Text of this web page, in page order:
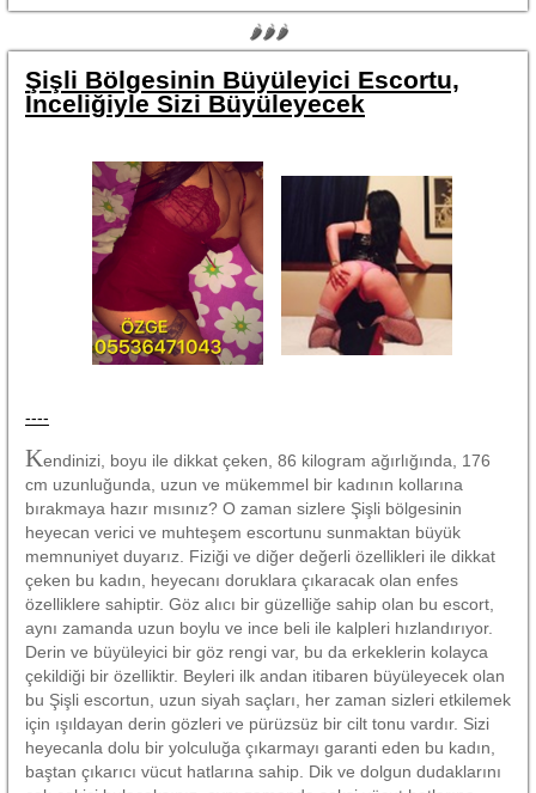
🌶🌶🌶
Şişli Bölgesinin Büyüleyici Escortu,
İnceliğiyle Sizi Büyüleyecek
----
Kendinizi, boyu ile dikkat çeken, 86 kilogram ağırlığında, 176
cm uzunluğunda, uzun ve mükemmel bir kadının kollarına
bırakmaya hazır mısınız? O zaman sizlere Şişli bölgesinin
heyecan verici ve muhteşem escortunu sunmaktan büyük
memnuniyet duyarız. Fiziği ve diğer değerli özellikleri ile dikkat
çeken bu kadın, heyecanı doruklara çıkaracak olan enfes
özelliklere sahiptir. Göz alıcı bir güzelliğe sahip olan bu escort,
aynı zamanda uzun boylu ve ince beli ile kalpleri hızlandırıyor.
Derin ve büyüleyici bir göz rengi var, bu da erkeklerin kolayca
çekildiği bir özelliktir. Beyleri ilk andan itibaren büyüleyecek olan
bu Şişli escortun, uzun siyah saçları, her zaman sizleri etkilemek
için ışıldayan derin gözleri ve pürüzsüz bir cilt tonu vardır. Sizi
heyecanla dolu bir yolculuğa çıkarmayı garanti eden bu kadın,
baştan çıkarıcı vücut hatlarına sahip. Dik ve dolgun dudaklarını